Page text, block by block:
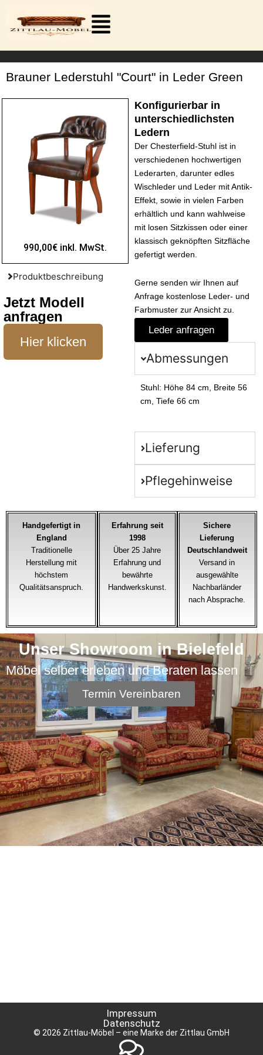
Inhalt
springen
Brauner Lederstuhl "Court" in Leder Green
990,00€ inkl. MwSt.
Produktbeschreibung
Jetzt Modell
anfragen
Hier klicken
Konfigurierbar in
unterschiedlichsten
Ledern
Der Chesterfield-Stuhl ist in
verschiedenen hochwertigen
Lederarten, darunter edles
Wischleder und Leder mit Antik-
Effekt, sowie in vielen Farben
erhältlich und kann wahlweise
mit losen Sitzkissen oder einer
klassisch geknöpften Sitzfläche
gefertigt werden.
Gerne senden wir Ihnen auf
Anfrage kostenlose Leder- und
Farbmuster zur Ansicht zu.
Leder anfragen
Abmessungen
Stuhl: Höhe 84 cm, Breite 56
cm, Tiefe 66 cm
Lieferung
Pflegehinweise
Handgefertigt in
England
Traditionelle
Herstellung mit
höchstem
Qualitätsanspruch.
Erfahrung seit
1998
Über 25 Jahre
Erfahrung und
bewährte
Handwerkskunst.
Sichere
Lieferung
Deutschlandweit
Versand in
ausgewählte
Nachbarländer
nach Absprache.
Unser Showroom in Bielefeld
Möbel selber erleben und Beraten lassen
Termin Vereinbaren
Impressum
Datenschutz
© 2026 Zittlau-Möbel – eine Marke der Zittlau GmbH